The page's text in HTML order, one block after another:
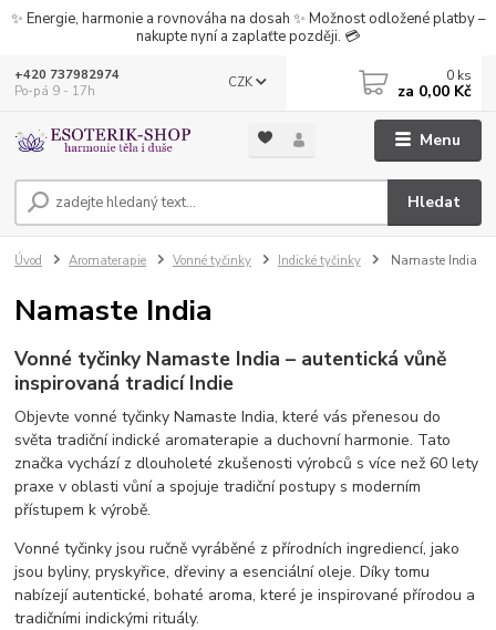
✨ Energie, harmonie a rovnováha na dosah ✨ Možnost odložené platby –
nakupte nyní a zaplaťte později. 💳
Menu
CZK
Hledat
+420 737982974
Po-pá 9 - 17h
0 ks
za 0,00 Kč
Úvod Aromaterapie Vonné tyčinky Indické tyčinky Namaste India
Namaste India
Vonné tyčinky Namaste India – autentická vůně
inspirovaná tradicí Indie
Objevte vonné tyčinky Namaste India, které vás přenesou do
světa tradiční indické aromaterapie a duchovní harmonie. Tato
značka vychází z dlouholeté zkušenosti výrobců s více než 60 lety
praxe v oblasti vůní a spojuje tradiční postupy s moderním
přístupem k výrobě.
Vonné tyčinky jsou ručně vyráběné z přírodních ingrediencí, jako
jsou byliny, pryskyřice, dřeviny a esenciální oleje. Díky tomu
nabízejí autentické, bohaté aroma, které je inspirované přírodou a
tradičními indickými rituály.